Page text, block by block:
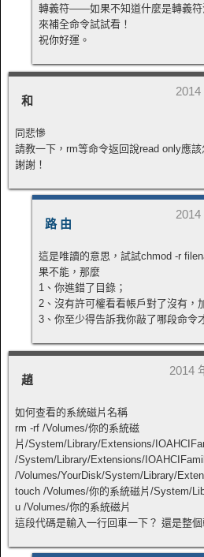
轉義符——如果不知道什麼是轉義符
來補全命令試試看！
祝你好運。
和
同悲慘
請教一下，rm等命令返回說read only應該
謝謝！
路 由
這是唯讀的意思，試試chmod -r
果不能，那麼
1、你進錯了目錄；
2、沒有許可權看看帳戶對了沒有，
3、你至少得告訴我你敲了哪段
趙
2014
如何查看的系統磁片名稱
rm -rf /Volumes/你的系統磁
片/System/Library/Extensions/
/System/Library/Extensions/
/Volumes/YourDisk/System/Library/
touch /Volumes/你的系統磁片/System/
u /Volumes/你的系統磁片
這段代碼是輸入一行回車一下？ 還是整